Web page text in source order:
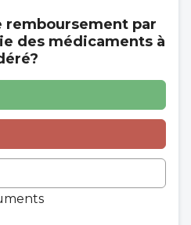
remboursement par
des médicaments à